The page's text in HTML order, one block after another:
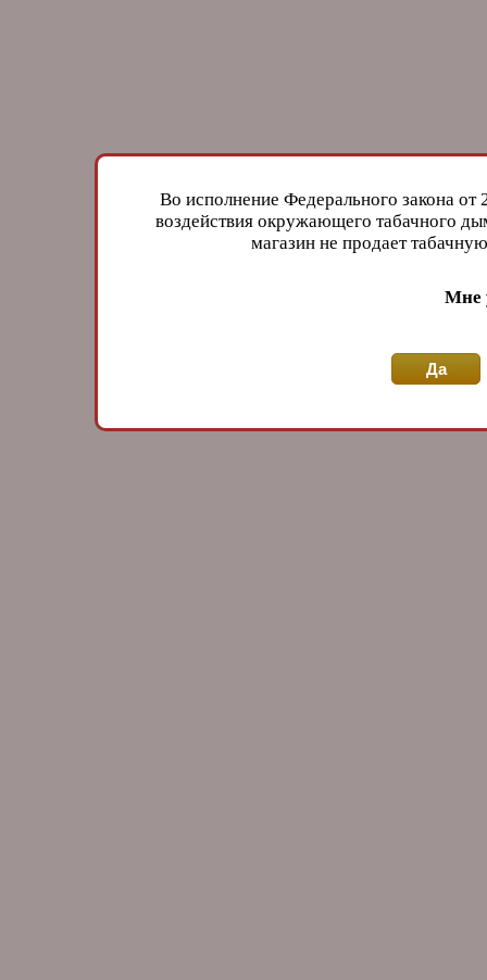
Во исполнение Федерального закона
воздействия окружающего табачного
магазин не продает
Мне
Да